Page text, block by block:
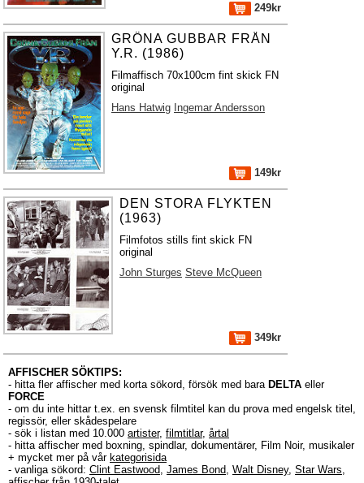
249kr
GRÖNA GUBBAR FRÅN
Y.R. (1986)
Filmaffisch 70x100cm fint skick FN
original
Hans Hatwig Ingemar Andersson
149kr
DEN STORA FLYKTEN
(1963)
Filmfotos stills fint skick FN
original
John Sturges Steve McQueen
349kr
AFFISCHER SÖKTIPS:
- hitta fler affischer med korta sökord, försök med bara DELTA eller
FORCE
- om du inte hittar t.ex. en svensk filmtitel kan du prova med engelsk titel,
regissör, eller skådespelare
- sök i listan med 10.000 artister, filmtitlar, årtal
- hitta affischer med boxning, spindlar, dokumentärer, Film Noir, musikaler
+ mycket mer på vår kategorisida
- vanliga sökord: Clint Eastwood, James Bond, Walt Disney, Star Wars,